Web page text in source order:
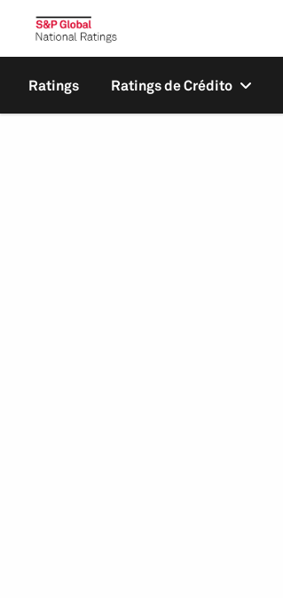
Ratings Ratings de Crédito